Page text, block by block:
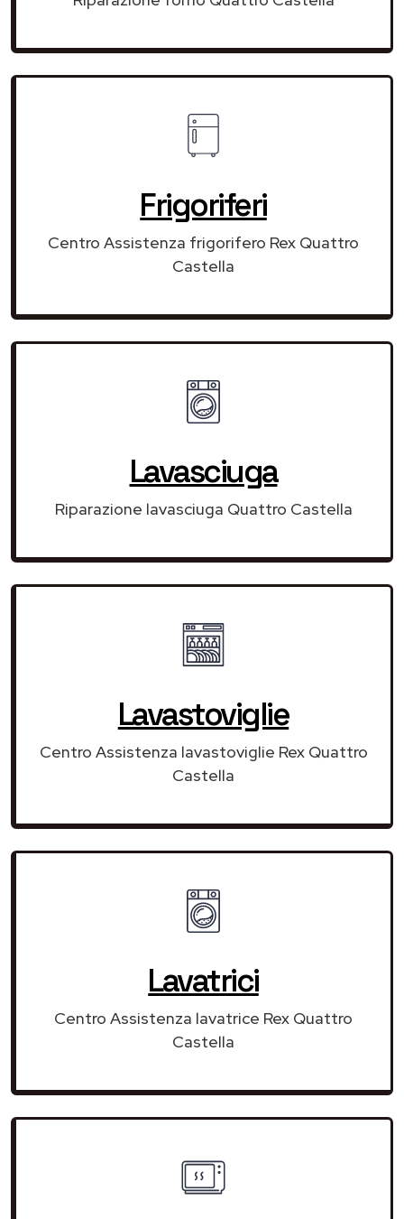
Frigoriferi
Centro Assistenza frigorifero Rex Quattro
Castella
Lavasciuga
Riparazione lavasciuga Quattro Castella
Lavastoviglie
Centro Assistenza lavastoviglie Rex Quattro
Castella
Lavatrici
Centro Assistenza lavatrice Rex Quattro
Castella